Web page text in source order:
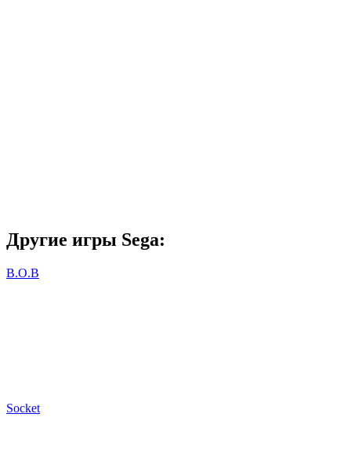
Другие игры Sega:
B.O.B
Socket